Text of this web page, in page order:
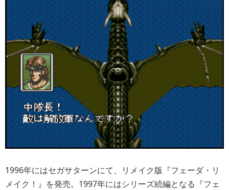
1996年にはセガサターンにて、リメイク版『フェーダ・リ
メイク！』を発売。1997年にはシリーズ続編となる『フェ